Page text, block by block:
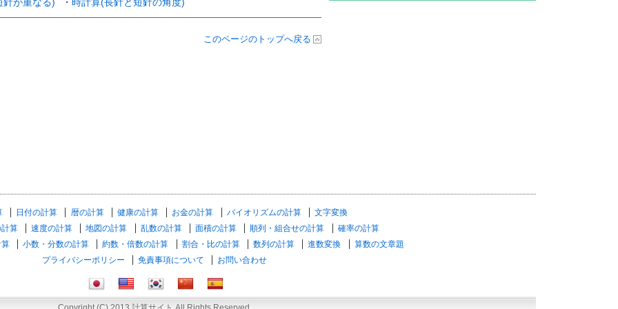
このページのトップへ戻る
日付の計算 暦の計算 健康の計算 お金の計算 バイオリズムの計算
文字変換
算
速度の計算 地図の計算 乱数の計算 面積の計算 順列・組合せの計算
確率の計算
小数・分数の計算 約数・倍数の計算 割合・比の計算 数列の計算 進数変換
算数の文章題
プライバシーポリシー
免責事項について お問い合わせ